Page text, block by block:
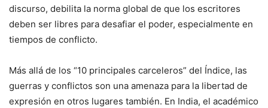
discurso, debilita la norma global de que los escritores
deben ser libres para desafiar el poder, especialmente en
tiempos de conflicto.
Más allá de los “10 principales carceleros” del Índice, las
guerras y conflictos son una amenaza para la libertad de
expresión en otros lugares también. En India, el académico